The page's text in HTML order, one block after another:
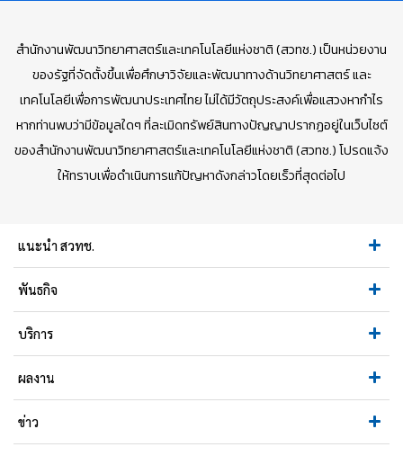
สำนักงานพัฒนาวิทยาศาสตร์และเทคโนโลยีแห่งชาติ (สวทช.) เป็นหน่วยงาน
ของรัฐที่จัดตั้งขึ้นเพื่อศึกษาวิจัยและพัฒนาทางด้านวิทยาศาสตร์ และ
เทคโนโลยีเพื่อการพัฒนาประเทศไทย ไม่ได้มีวัตถุประสงค์เพื่อแสวงหากำไร
หากท่านพบว่ามีข้อมูลใดๆ ที่ละเมิดทรัพย์สินทางปัญญาปรากฏอยู่ในเว็บไซต์
ของสำนักงานพัฒนาวิทยาศาสตร์และเทคโนโลยีแห่งชาติ (สวทช.) โปรดแจ้ง
ให้ทราบเพื่อดำเนินการแก้ปัญหาดังกล่าวโดยเร็วที่สุดต่อไป
แนะนำ สวทช.
พันธกิจ
บริการ
ผลงาน
ข่าว